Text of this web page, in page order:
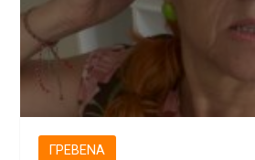
ΓΡΕΒΕΝΆ